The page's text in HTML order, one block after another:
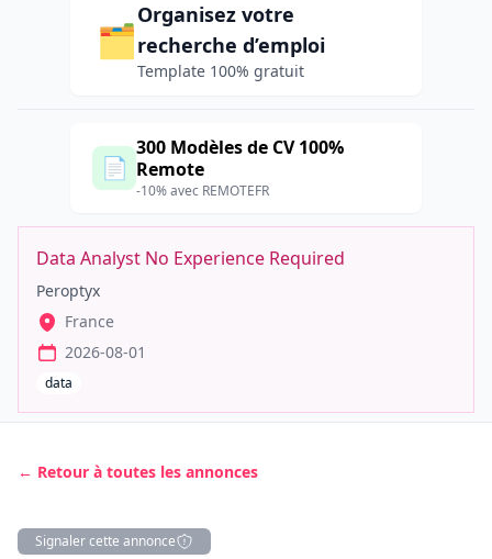
🗂️
Organisez votre
recherche d’emploi
Template 100% gratuit
📄
300 Modèles de CV 100%
Remote
-10% avec REMOTEFR
Data Analyst No Experience Required
Peroptyx
France
2026-08-01
data
← Retour à toutes les annonces
Signaler cette annonce